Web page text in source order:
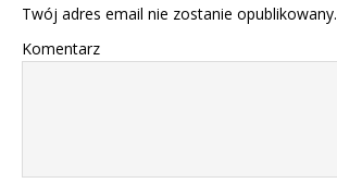
Twój adres email nie zostanie opublikowany.
Komentarz